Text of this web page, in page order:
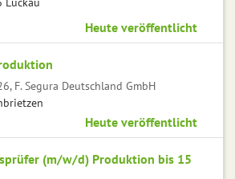
Heute veröffentlicht
F. Segura Deutschland GmbH
Heute veröffentlicht
(m/w/d) Produktion bis 15